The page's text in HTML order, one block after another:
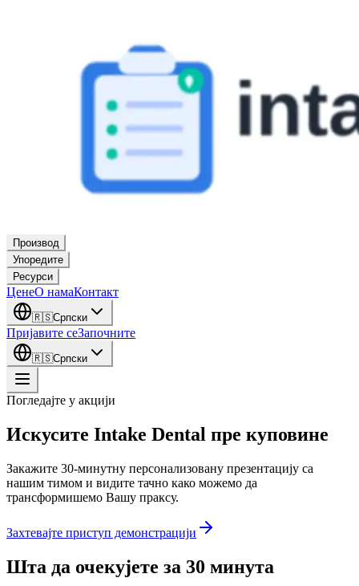
Производ
Упоредите
Ресурси
ЦенеО намаКонтакт
🇷🇸Српски
Пријавите сеЗапочните
🇷🇸Српски
Погледајте у акцији
Искусите Intake Dental пре куповине
Закажите 30-минутну персонализовану презентацију са
нашим тимом и видите тачно како можемо да
трансформишемо Вашу праксу.
Захтевајте приступ демонстрацији
Шта да очекујете за 30 минута